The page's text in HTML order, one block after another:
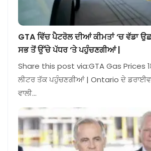
GTA ਵਿੱਚ ਪੈਟਰੋਲ ਦੀਆਂ ਕੀਮਤਾਂ ‘ਚ ਵੱਡਾ
ਸਭ ਤੋਂ ਉੱਚੇ ਪੱਧਰ ‘ਤੇ ਪਹੁੰਚਣਗੀਆਂ |
Share this post via:GTA Gas Prices
ਲੀਟਰ ਤੱਕ ਪਹੁੰਚਣਗੀਆਂ | Ontario ਦੇ
ਵਾਲੀ…